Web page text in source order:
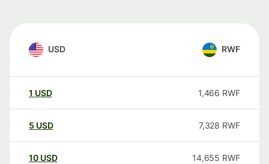
USD RWF
1 USD 1,466 RWF
5 USD 7,328 RWF
10 USD 14,655 RWF